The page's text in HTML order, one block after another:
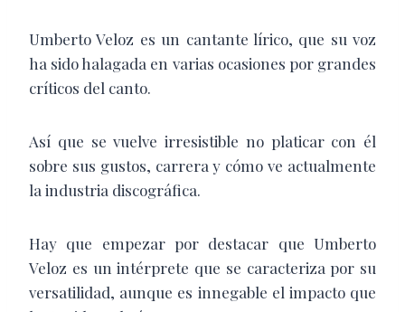
Umberto Veloz es un cantante lírico, que su voz
ha sido halagada en varias ocasiones por grandes
críticos del canto.
Así que se vuelve irresistible no platicar con él
sobre sus gustos, carrera y cómo ve actualmente
la industria discográfica.
Hay que empezar por destacar que Umberto
Veloz es un intérprete que se caracteriza por su
versatilidad, aunque es innegable el impacto que